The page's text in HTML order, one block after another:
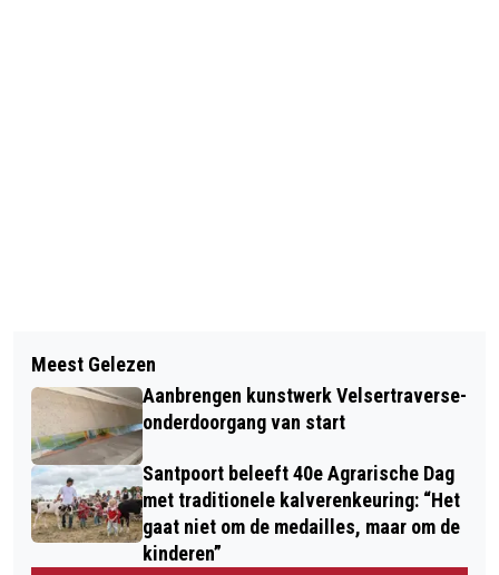
DE ALLERBESTE CARNAVALSKRAKERS
VOOR 2023 OP EEN RIJTJE
VERMISTE EN GEVONDEN DIEREN
DIERENAMBULANCE KENNEMERLAND
Meest Gelezen
Aanbrengen kunstwerk Velsertraverse-
onderdoorgang van start
Santpoort beleeft 40e Agrarische Dag
met traditionele kalverenkeuring: “Het
gaat niet om de medailles, maar om de
kinderen”